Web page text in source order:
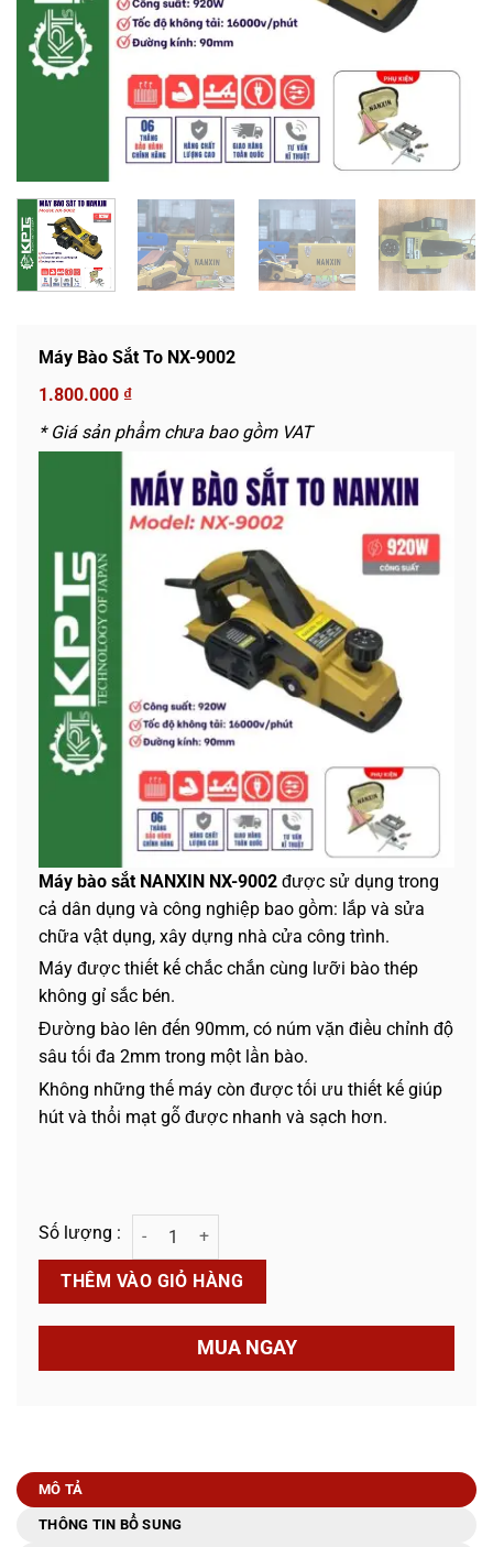
Máy Bào Sắt To NX-9002
1.800.000 ₫
* Giá sản phẩm chưa bao gồm VAT
Máy bào sắt NANXIN NX-9002 được sử dụng trong
cả dân dụng và công nghiệp bao gồm: lắp và sửa
chữa vật dụng, xây dựng nhà cửa công trình.
Máy được thiết kế chắc chắn cùng lưỡi bào thép
không gỉ sắc bén.
Đường bào lên đến 90mm, có núm vặn điều chỉnh độ
sâu tối đa 2mm trong một lần bào.
Không những thế máy còn được tối ưu thiết kế giúp
hút và thổi mạt gỗ được nhanh và sạch hơn.
Máy Bào Sắt To NX-9002 số lượng
THÊM VÀO GIỎ HÀNG
MUA NGAY
MÔ TẢ
THÔNG TIN BỔ SUNG